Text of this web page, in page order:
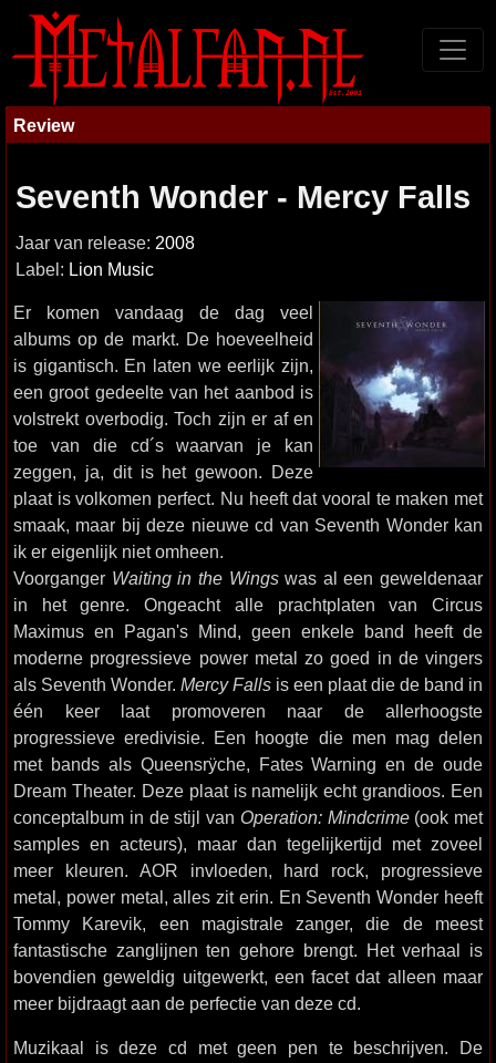
Review
Seventh Wonder - Mercy Falls
Jaar van release: 2008
Label: Lion Music
Er komen vandaag de dag veel
albums op de markt. De hoeveelheid
is gigantisch. En laten we eerlijk zijn,
een groot gedeelte van het aanbod is
volstrekt overbodig. Toch zijn er af en
toe van die cd´s waarvan je kan
zeggen, ja, dit is het gewoon. Deze
plaat is volkomen perfect. Nu heeft dat vooral te maken met
smaak, maar bij deze nieuwe cd van Seventh Wonder kan
ik er eigenlijk niet omheen.
Voorganger Waiting in the Wingswas al een geweldenaar
in het genre. Ongeacht alle prachtplaten van Circus
Maximus en Pagan's Mind, geen enkele band heeft de
moderne progressieve power metal zo goed in de vingers
als Seventh Wonder. Mercy Falls is een plaat die de band in
één keer laat promoveren naar de allerhoogste
progressieve eredivisie. Een hoogte die men mag delen
met bands als Queensrÿche, Fates Warning en de oude
Dream Theater. Deze plaat is namelijk echt grandioos. Een
conceptalbum in de stijl van Operation: Mindcrime(ook met
samples en acteurs), maar dan tegelijkertijd met zoveel
meer kleuren. AOR invloeden, hard rock, progressieve
metal, power metal, alles zit erin. En Seventh Wonder heeft
Tommy Karevik, een magistrale zanger, die de meest
fantastische zanglijnen ten gehore brengt. Het verhaal is
bovendien geweldig uitgewerkt, een facet dat alleen maar
meer bijdraagt aan de perfectie van deze cd.
Muzikaal is deze cd met geen pen te beschrijven. De